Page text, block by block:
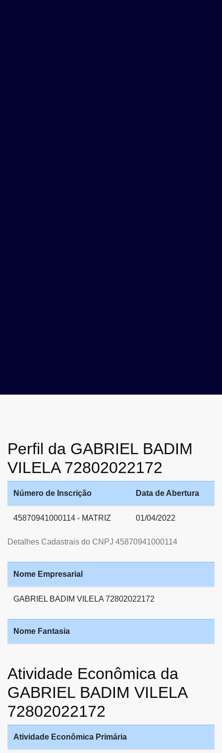
Perfil da GABRIEL BADIM
VILELA 72802022172
Detalhes Cadastrais do CNPJ 45870941000114
Número de Inscrição Data de Abertura
45870941000114 - MATRIZ 01/04/2022
Nome Empresarial
GABRIEL BADIM VILELA 72802022172
Nome Fantasia
Atividade Econômica da
GABRIEL BADIM VILELA
72802022172
Atividade Econômica Primária